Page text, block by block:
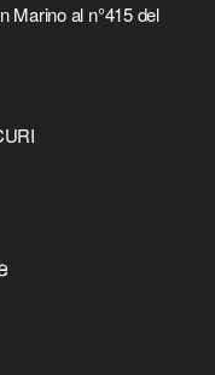
Marino al n°415 del